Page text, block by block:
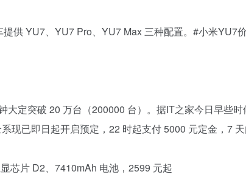
供 YU7、YU7 Pro、YU7 Max 三种配置。#小米YU7
大定突破 20 万台（200000 台）。据IT之家今日早
现已即日起开启预定，22 时起支付 5000 元定金，7
芯片 D2、7410mAh 电池，2599 元起